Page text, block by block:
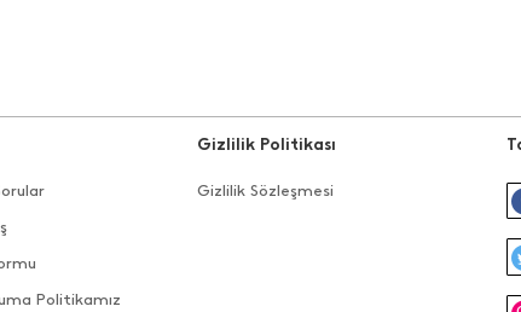
Politikamız
Gizlilik Politikası
Gizlilik Sözleşmesi